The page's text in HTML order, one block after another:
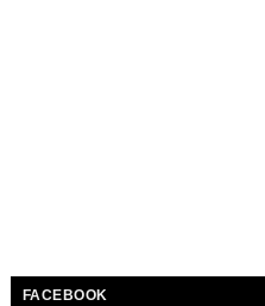
FACEBOOK